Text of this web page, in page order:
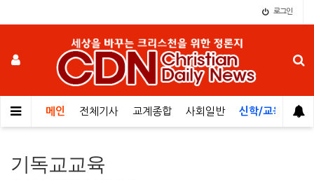
로그인
메인 전체기사 교계종합 사회일반 신학/교육 오
기독교교육